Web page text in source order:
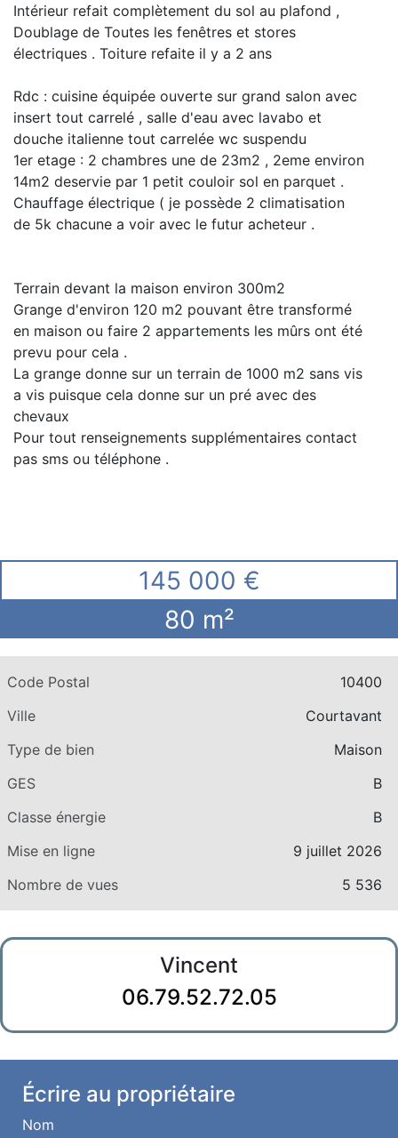
Intérieur refait complètement du sol au plafond ,
Doublage de Toutes les fenêtres et stores
électriques . Toiture refaite il y a 2 ans
Rdc : cuisine équipée ouverte sur grand salon avec
insert tout carrelé , salle d'eau avec lavabo et
douche italienne tout carrelée wc suspendu
1er etage : 2 chambres une de 23m2 , 2eme environ
14m2 deservie par 1 petit couloir sol en parquet .
Chauffage électrique ( je possède 2 climatisation
de 5k chacune a voir avec le futur acheteur .
Terrain devant la maison environ 300m2
Grange d'environ 120 m2 pouvant être transformé
en maison ou faire 2 appartements les mûrs ont été
prevu pour cela .
La grange donne sur un terrain de 1000 m2 sans vis
a vis puisque cela donne sur un pré avec des
chevaux
Pour tout renseignements supplémentaires contact
pas sms ou téléphone .
145 000 €
80 m²
Code Postal
10400
Ville
Courtavant
Type de bien
Maison
GES
B
Classe énergie
B
Mise en ligne
9 juillet 2026
Nombre de vues
5 536
Vincent
06.79.52.72.05
Écrire au propriétaire
Nom